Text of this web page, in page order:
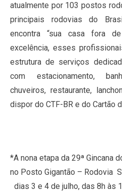
atualmente por 103 postos
principais rodovias do
encontra “sua casa fora
excelência, esses
estrutura de serviços
com estacionamento,
chuveiros, restaurante,
dispor do CTF-BR e do Cartão
*A nona etapa da 29ª Gincana
no Posto Gigantão – Rodovia
dias 3 e 4 de julho, das 8h às